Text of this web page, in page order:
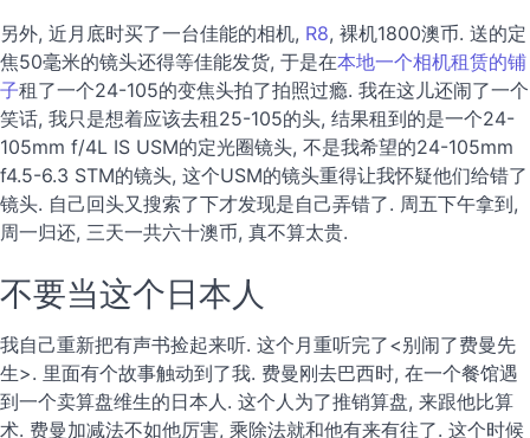
另外, 近月底时买了一台佳能的相机, R8, 裸机1800澳币. 送的定
焦50毫米的镜头还得等佳能发货, 于是在本地一个相机租赁的铺
子租了一个24-105的变焦头拍了拍照过瘾. 我在这儿还闹了一个
笑话, 我只是想着应该去租25-105的头, 结果租到的是一个24-
105mm f/4L IS USM的定光圈镜头, 不是我希望的24-105mm
f4.5-6.3 STM的镜头, 这个USM的镜头重得让我怀疑他们给错了
镜头. 自己回头又搜索了下才发现是自己弄错了. 周五下午拿到,
周一归还, 三天一共六十澳币, 真不算太贵.
不要当这个日本人
我自己重新把有声书捡起来听. 这个月重听完了<别闹了费曼先
生>. 里面有个故事触动到了我. 费曼刚去巴西时, 在一个餐馆遇
到一个卖算盘维生的日本人. 这个人为了推销算盘, 来跟他比算
术. 费曼加减法不如他厉害, 乘除法就和他有来有往了. 这个时候